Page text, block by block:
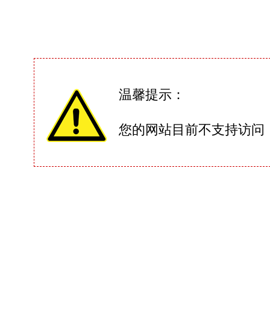
温馨提示：
您的网站目前不支持访